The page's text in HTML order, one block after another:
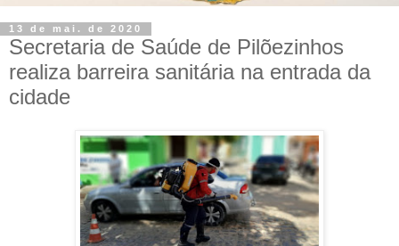
13 de mai. de 2020
Secretaria de Saúde de Pilõezinhos
realiza barreira sanitária na entrada da
cidade